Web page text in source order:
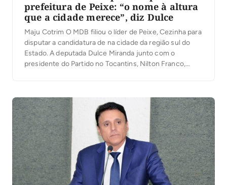
prefeitura de Peixe: “o nome à altura
que a cidade merece”, diz Dulce
Maju Cotrim O MDB filiou o líder de Peixe, Cezinha para
disputar a candidatura de na cidade da região sul do
Estado. A deputada Dulce Miranda junto com o
presidente do Partido no Tocantins, Nilton Franco,
Renato, Rosa […]